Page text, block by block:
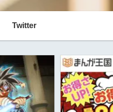
Twitter